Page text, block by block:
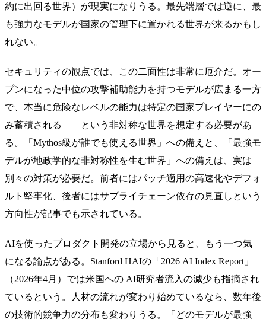
約に出回る世界）が現実になりうる。最先端層では逆に、最
も強力なモデルが国家の管理下に置かれる世界が来るかもし
れない。
セキュリティの観点では、この二面性は非常に厄介だ。オー
プンになった中位の攻撃補助能力を持つモデルが広まる一方
で、本当に危険なレベルの能力は特定の国家プレイヤーにの
み蓄積される——という非対称な世界を想定する必要があ
る。「Mythos級が誰でも使える世界」への備えと、「最強モ
デルが地政学的な非対称性を生む世界」への備えは、実は
別々の対策が必要だ。前者にはパッチ適用の高速化やデフォ
ルト堅牢化、後者にはサプライチェーン依存の見直しという
方向性が記事でも示されている。
AIを使ったプロダクト開発の立場から見ると、もう一つ気
になる論点がある。Stanford HAIの「2026 AI Index Report」
（2026年4月）では米国への AI研究者流入の減少も指摘され
ているという。人材の流れが変わり始めているなら、数年後
の技術的競争力の分布も変わりうる。「どのモデルが最強